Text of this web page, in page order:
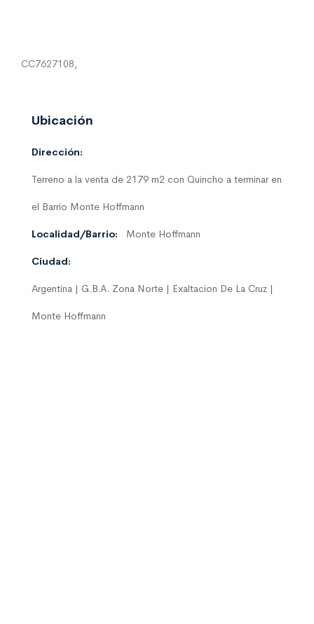
CC7627108,
Ubicación
Dirección:
Terreno a la venta de 2179 m2 con Quincho a terminar en
el Barrio Monte Hoffmann
Localidad/Barrio: Monte Hoffmann
Ciudad:
Argentina | G.B.A. Zona Norte | Exaltacion De La Cruz |
Monte Hoffmann